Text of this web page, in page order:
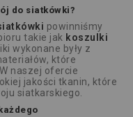
do siatkówki?
powinniśmy
takie jak koszulki
wykonane były z
które
naszej ofercie
jakości tkanin, które
siatkarskiego.